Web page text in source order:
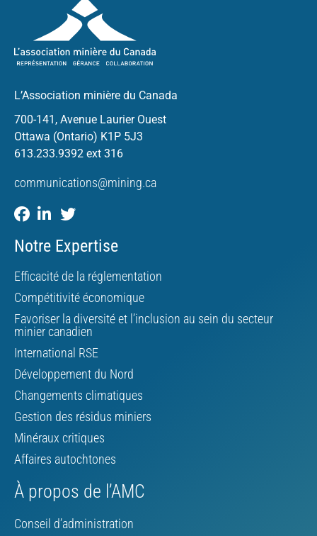
L’Association minière du Canada
700-141, Avenue Laurier Ouest
Ottawa (Ontario) K1P 5J3
613.233.9392 ext 316
communications@mining.ca
Notre Expertise
Efficacité de la réglementation
Compétitivité économique
Favoriser la diversité et l’inclusion au sein du secteur
minier canadien
International RSE
Développement du Nord
Changements climatiques
Gestion des résidus miniers
Minéraux critiques
Affaires autochtones
À propos de l’AMC
Conseil d’administration